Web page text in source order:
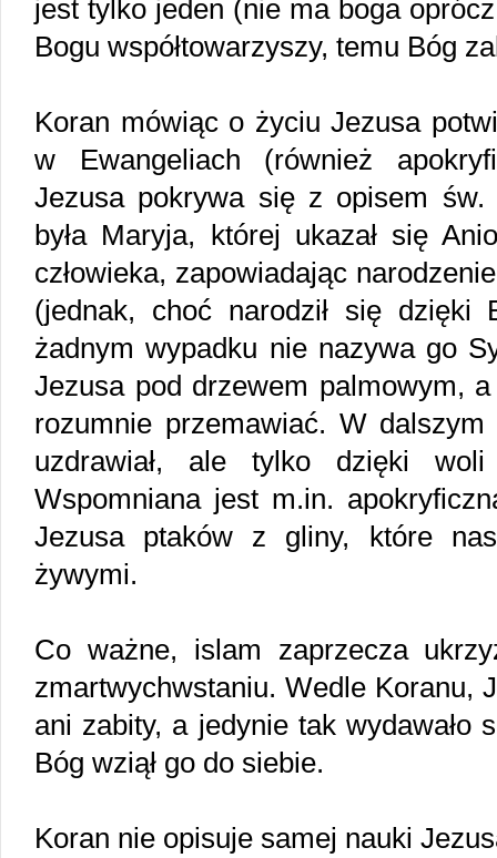
jest tylko jeden (nie ma boga
Bogu współtowarzyszy, temu Bóg
Koran mówiąc o życiu Jezusa
w Ewangeliach (również
Jezusa pokrywa się z opisem
była Maryja, której ukazał się
człowieka, zapowiadając
(jednak, choć narodził się dzięki
żadnym wypadku nie nazywa go
Jezusa pod drzewem palmowym,
rozumnie przemawiać. W dalszym
uzdrawiał, ale tylko dzięki
Wspomniana jest m.in.
Jezusa ptaków z gliny, które
żywymi.
Co ważne, islam zaprzecza
zmartwychwstaniu. Wedle Koranu,
ani zabity, a jedynie tak wydawało
Bóg wziął go do siebie.
Koran nie opisuje samej nauki